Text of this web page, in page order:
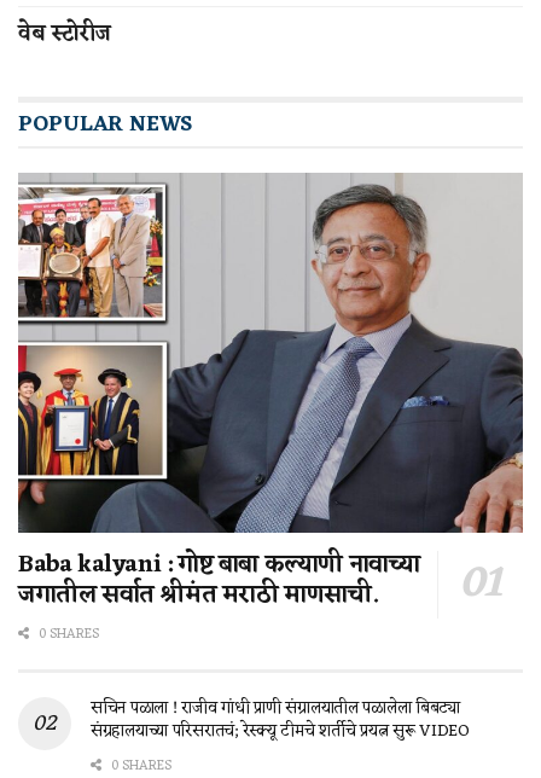
वेब स्टोरीज
POPULAR NEWS
Baba kalyani : गोष्ट बाबा कल्याणी नावाच्या
जगातील सर्वात श्रीमंत मराठी माणसाची.
0 SHARES
सचिन पळाला ! राजीव गांधी प्राणी संग्रालयातील पळालेला बिबट्या
संग्रहालयाच्या परिसरातचं; रेस्क्यू टीमचे शर्तीचे प्रयत्न सुरू VIDEO
0 SHARES